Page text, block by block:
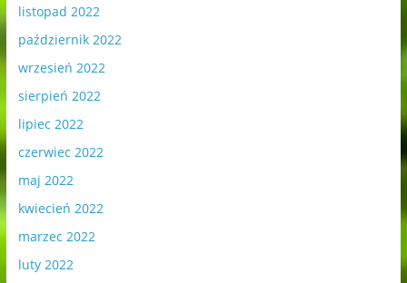
listopad 2022
październik 2022
wrzesień 2022
sierpień 2022
lipiec 2022
czerwiec 2022
maj 2022
kwiecień 2022
marzec 2022
luty 2022